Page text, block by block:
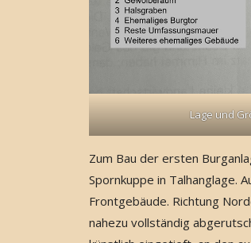
Lage und
Zum Bau der ersten
Spornkuppe in Talhanglage.
Frontgebäude. Richtung
nahezu vollständig